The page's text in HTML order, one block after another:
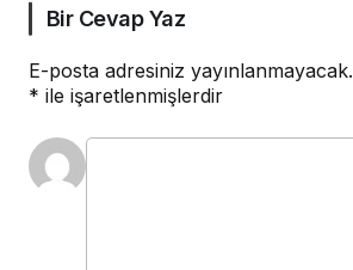
Bir Cevap Yaz
E-posta adresiniz yayınlanmayacak.
* ile işaretlenmişlerdir